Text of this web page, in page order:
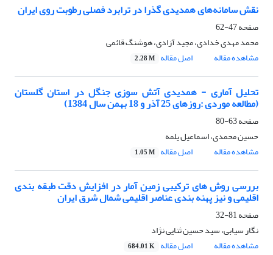
نقش سامانه‌های همدیدی گذرا در ترابرد فصلی رطوبت روی ایران
صفحه47-62
محمد مهدی خدادی، مجید آزادی، هوشنگ قائمی
مشاهده مقاله
اصل مقاله 2.28 M
تحلیل آماری - همدیدی آتش سوزی جنگل در استان گلستان
(مطالعه موردی :روزهای 25 آذر و 18 بهمن سال 1384)
صفحه63-80
حسین محمدی، اسماعیل یلمه
مشاهده مقاله
اصل مقاله 1.05 M
بررسی روش های ترکیبی زمین آمار در افزایش دقت طبقه بندی
اقلیمی و نیز پهنه بندی عناصر اقلیمی شمال شرق ایران
صفحه81-32
نگار سیابی، سید حسین ثنایی نژاد
مشاهده مقاله
اصل مقاله 684.01 K